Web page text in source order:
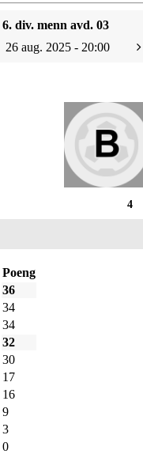
6. div. menn avd. 03
26 aug. 2025 - 20:00
4
Poeng
36
34
34
32
30
17
16
9
3
0